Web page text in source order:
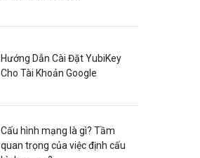
Hướng Dẫn Cài Đặt YubiKey
Cho Tài Khoản Google
Cấu hình mạng là gì? Tầm
quan trọng của việc định cấu